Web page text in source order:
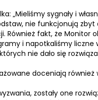
„Mieliśmy sygnały i
nie funkcjonują zbyt
Również fakt, że Monitor
i napotkaliśmy liczne
nie dało się
doceniają również
zostały one